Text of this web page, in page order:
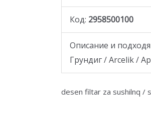
Код: 2958500100
Описание и
Грундиг / Arcelik /
desen filtar za sushilnq /